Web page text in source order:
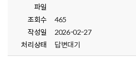
파일
조회수
465
작성일
2026-02-27
처리상태
답변대기